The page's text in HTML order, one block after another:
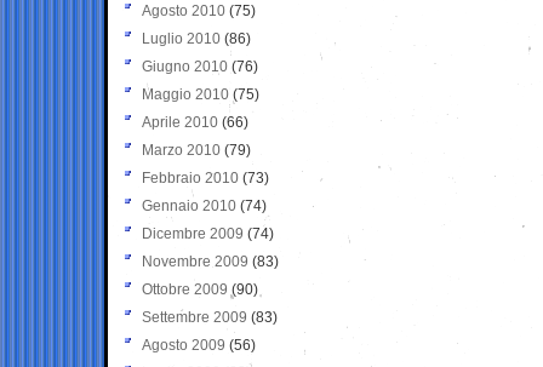
Agosto 2010 (75)
Luglio 2010 (86)
Giugno 2010 (76)
Maggio 2010 (75)
Aprile 2010 (66)
Marzo 2010 (79)
Febbraio 2010 (73)
Gennaio 2010 (74)
Dicembre 2009 (74)
Novembre 2009 (83)
Ottobre 2009 (90)
Settembre 2009 (83)
Agosto 2009 (56)